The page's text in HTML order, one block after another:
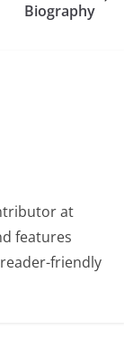
Biography
at
features
friendly